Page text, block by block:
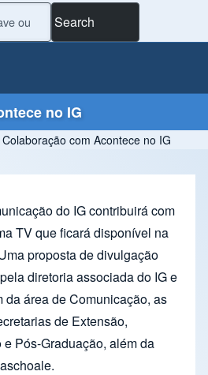
no IG
Colaboração com Acontece no IG
do IG contribuirá com
TV que ficará disponível na
proposta de divulgação
diretoria associada do IG e
da área de Comunicação, as
de Extensão,
Pós-Graduação, além da